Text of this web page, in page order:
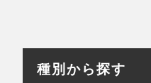
種別から探す